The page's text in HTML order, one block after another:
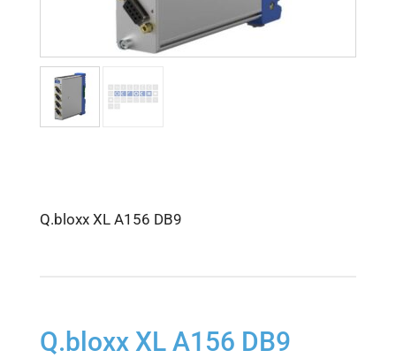
Q.bloxx XL A156 DB9
Q.bloxx XL A156 DB9